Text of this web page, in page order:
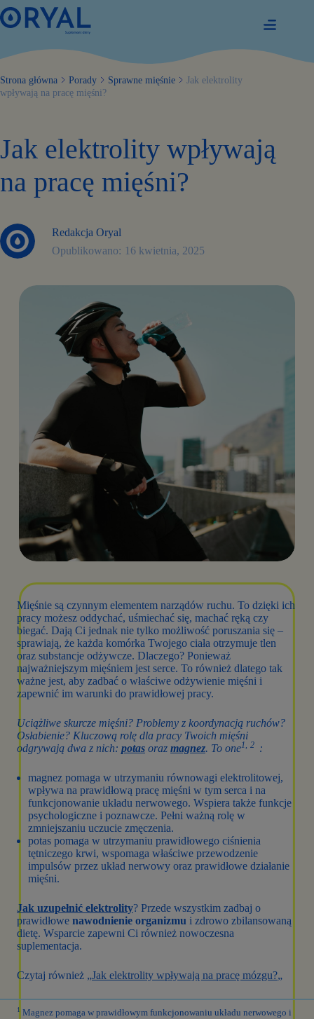
Przejdź
do
treści
Strona główna Porady Sprawne mięśnie
Jak elektrolity
wpływają na pracę mięśni?
Jak elektrolity wpływają
na pracę mięśni?
Redakcja Oryal
16 kwietnia, 2025
Mięśnie są czynnym elementem narządów ruchu. To dzięki ich
pracy możesz oddychać, uśmiechać się, machać ręką czy
biegać. Dają Ci jednak nie tylko możliwość poruszania się –
sprawiają, że każda komórka Twojego ciała otrzymuje tlen
oraz substancje odżywcze. Dlaczego? Ponieważ
najważniejszym mięśniem jest serce. To również dlatego tak
ważne jest, aby zadbać o właściwe odżywienie mięśni i
zapewnić im warunki do prawidłowej pracy.
Uciążliwe skurcze mięśni? Problemy z koordynacją ruchów?
Osłabienie? Kluczową rolę dla pracy Twoich mięśni
odgrywają dwa z nich: potas oraz magnez. To one1, 2 :
magnez pomaga w utrzymaniu równowagi elektrolitowej,
wpływa na prawidłową pracę mięśni w tym serca i na
funkcjonowanie układu nerwowego. Wspiera także funkcje
psychologiczne i poznawcze. Pełni ważną rolę w
zmniejszaniu uczucie zmęczenia.
potas pomaga w utrzymaniu prawidłowego ciśnienia
tętniczego krwi, wspomaga właściwe przewodzenie
impulsów przez układ nerwowy oraz prawidłowe działanie
mięśni.
Jak uzupełnić elektrolity? Przede wszystkim zadbaj o
prawidłowe nawodnienie organizmu i zdrowo zbilansowaną
dietę. Wsparcie zapewni Ci również nowoczesna
suplementacja.
Czytaj również „Jak elektrolity wpływają na pracę mózgu?„
1 Magnez pomaga w prawidłowym funkcjonowaniu układu nerwowego i